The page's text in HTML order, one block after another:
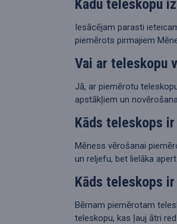
Kādu teleskopu
Iesācējam parasti
piemērots pirmajiem
Vai ar teleskopu
Jā, ar piemērotu
apstākļiem un
Kāds teleskops
Mēness vērošanai
un reljefu, bet lielāka
Kāds teleskops
Bērnam piemērotam
teleskopu, kas ļauj ātri